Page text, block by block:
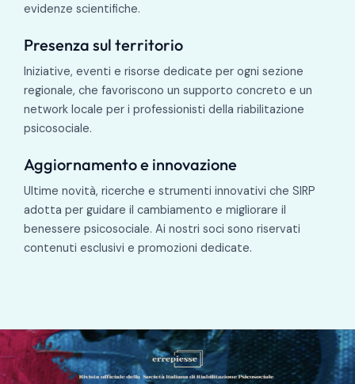
evidenze scientifiche.
Presenza sul territorio
Iniziative, eventi e risorse dedicate per ogni sezione
regionale, che favoriscono un supporto concreto e un
network locale per i professionisti della riabilitazione
psicosociale.
Aggiornamento e innovazione
Ultime novità, ricerche e strumenti innovativi che SIRP
adotta per guidare il cambiamento e migliorare il
benessere psicosociale. Ai nostri soci sono riservati
contenuti esclusivi e promozioni dedicate.